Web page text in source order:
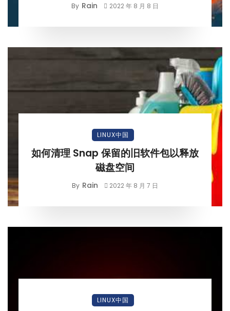
By Rain 2022 年 8 月 8 日
LINUX中国
如何清理 Snap 保留的旧软件包以释放
磁盘空间
By Rain 2022 年 8 月 7 日
LINUX中国